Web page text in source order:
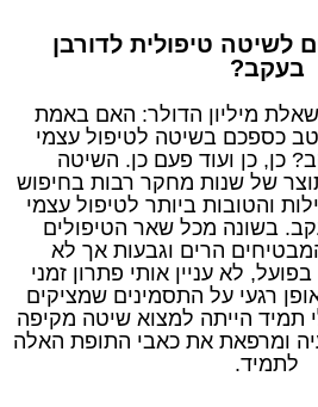
לשיטה טיפולית לדורבן
בעקב?
שאלת מיליון הדולר: האם באמת
כספכם בשיטה לטיפול עצמי
כן, כן ועוד פעם כן. השיטה
של שנות מחקר רבות בחיפוש
והטובות ביותר לטיפול עצמי
בשונה מכל שאר הטיפולים
הרים וגבעות אך לא
לא עניין אותי פתרון זמני
רגעי על התסמינים שמציקים
הייתה למצוא שיטה מקיפה
ומרפאת את כאבי התופת האלה
לתמיד.